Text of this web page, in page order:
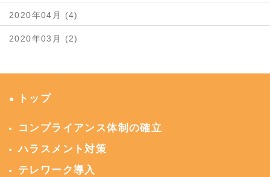
2020年04月 (4)
2020年03月 (2)
● トップ
コンプライアンス体制の確立
ハラスメント対策
テレワーク導入